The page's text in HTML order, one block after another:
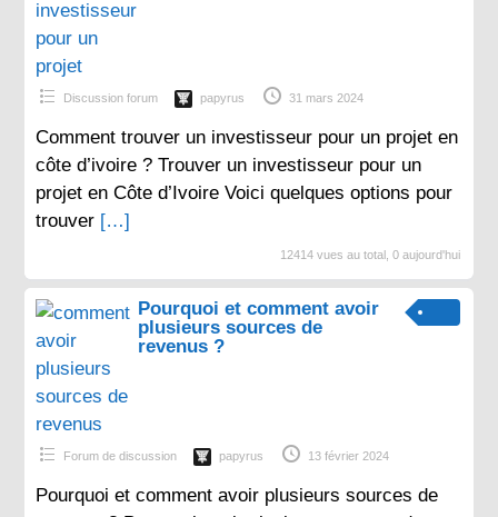
Discussion forum papyrus 31 mars 2024
Comment trouver un investisseur pour un projet en
côte d’ivoire ? Trouver un investisseur pour un
projet en Côte d’Ivoire Voici quelques options pour
trouver […]
12414 vues au total, 0 aujourd'hui
Pourquoi et comment avoir
plusieurs sources de
revenus ?
Forum de discussion papyrus 13 février 2024
Pourquoi et comment avoir plusieurs sources de